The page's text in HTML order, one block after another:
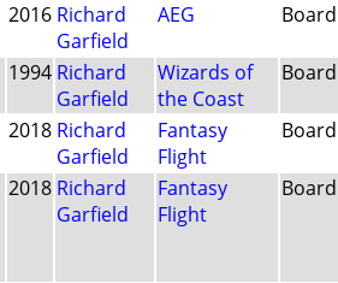
2016 Richard
Garfield
AEG Board
1994 Richard
Garfield
Wizards of
the Coast
Board
2018 Richard
Garfield
Fantasy
Flight
Board
2018 Richard
Garfield
Fantasy
Flight
Board